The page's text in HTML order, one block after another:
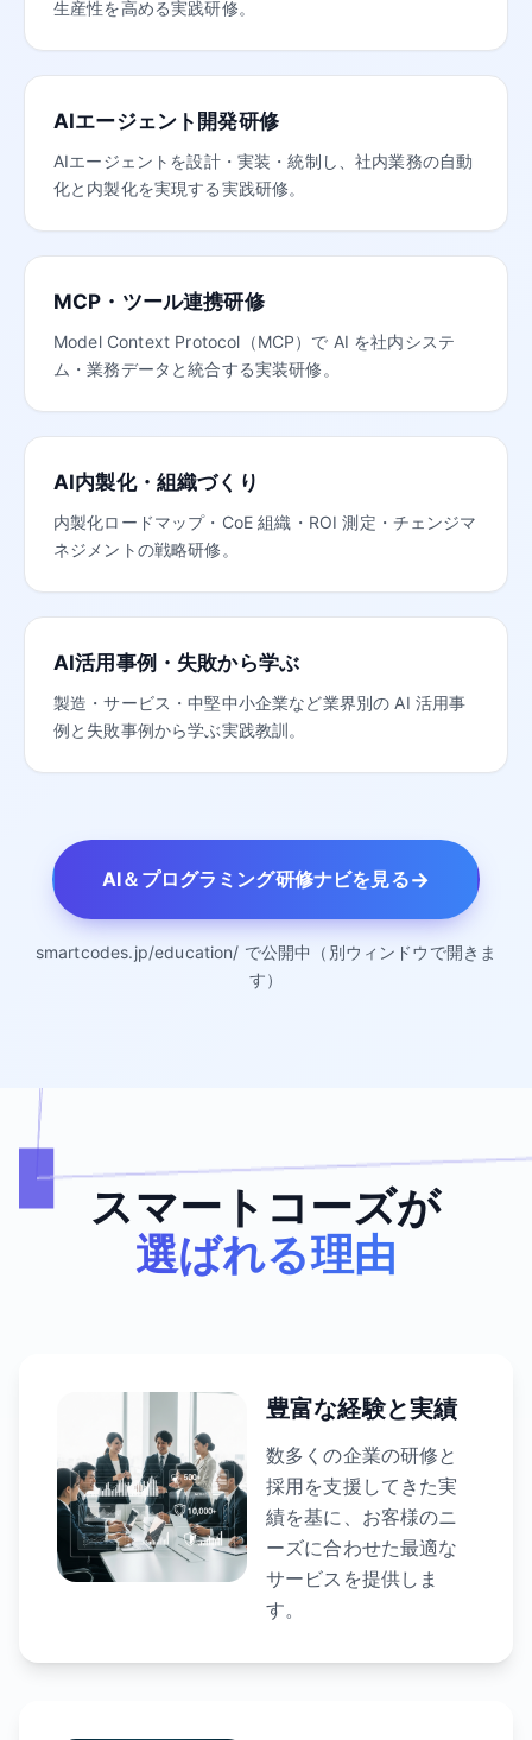
生産性を高める実践研修。
AIエージェント開発研修
AIエージェントを設計・実装・統制し、社内業務の自動
化と内製化を実現する実践研修。
MCP・ツール連携研修
Model Context Protocol（MCP）で AI を社内システ
ム・業務データと統合する実装研修。
AI内製化・組織づくり
内製化ロードマップ・CoE 組織・ROI 測定・チェンジマ
ネジメントの戦略研修。
AI活用事例・失敗から学ぶ
製造・サービス・中堅中小企業など業界別の AI 活用事
例と失敗事例から学ぶ実践教訓。
AI＆プログラミング研修ナビを見る→
smartcodes.jp/education/ で公開中（別ウィンドウで開きま
す）
スマートコーズが
選ばれる理由
豊富な経験と実績
数多くの企業の研修と
採用を支援してきた実
績を基に、お客様のニ
ーズに合わせた最適な
サービスを提供しま
す。